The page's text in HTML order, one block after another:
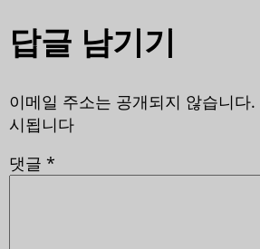
답글 남기기
이메일 주소는 공개되지 않습니다.
시됩니다
댓글 *